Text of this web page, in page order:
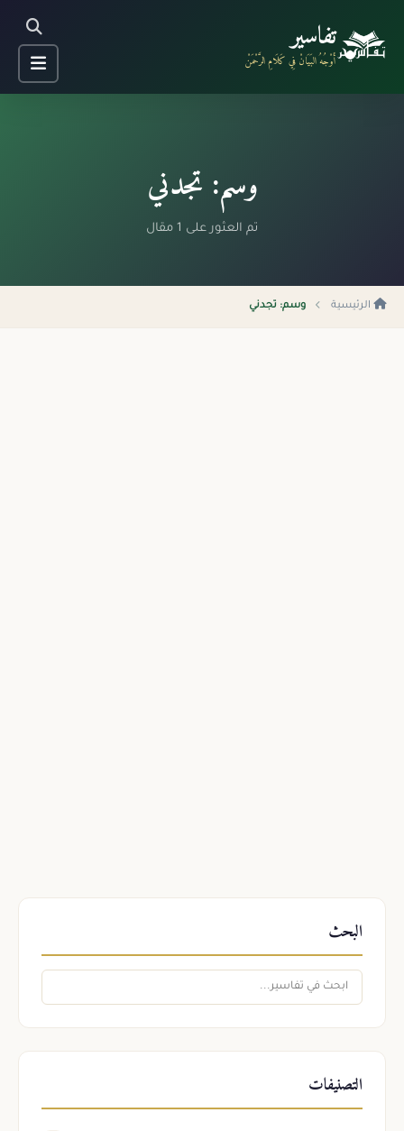
تفاسير
أَوْجُهُ البَيَانْ فِي كَلَامِ الرَّحْمَنْ
وسم: تجدني
تم العثور على 1 مقال
الرئيسية وسم: تجدني
البحث
التصنيفات